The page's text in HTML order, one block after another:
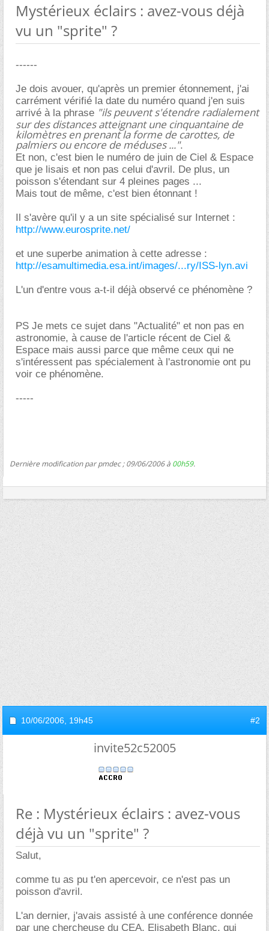
Mystérieux éclairs : avez-vous déjà
vu un "sprite" ?
------
Je dois avouer, qu'après un premier étonnement, j'ai
carrément vérifié la date du numéro quand j'en suis
arrivé à la phrase "ils peuvent s'étendre radialement
sur des distances atteignant une cinquantaine de
kilomètres en prenant la forme de carottes, de
palmiers ou encore de méduses ...".
Et non, c'est bien le numéro de juin de Ciel & Espace
que je lisais et non pas celui d'avril. De plus, un
poisson s'étendant sur 4 pleines pages ...
Mais tout de même, c'est bien étonnant !
Il s'avère qu'il y a un site spécialisé sur Internet :
http://www.eurosprite.net/
et une superbe animation à cette adresse :
http://esamultimedia.esa.int/images/...ry/ISS-lyn.avi
L'un d'entre vous a-t-il déjà observé ce phénomène ?
PS Je mets ce sujet dans "Actualité" et non pas en
astronomie, à cause de l'article récent de Ciel &
Espace mais aussi parce que même ceux qui ne
s'intéressent pas spécialement à l'astronomie ont pu
voir ce phénomène.
-----
Dernière modification par pmdec ; 09/06/2006 à 00h59.
10/06/2006, 19h45 #2
invite52c52005
Re : Mystérieux éclairs : avez-vous
déjà vu un "sprite" ?
Salut,
comme tu as pu t'en apercevoir, ce n'est pas un
poisson d'avril.
L'an dernier, j'avais assisté à une conférence donnée
par une chercheuse du CEA, Elisabeth Blanc, qui